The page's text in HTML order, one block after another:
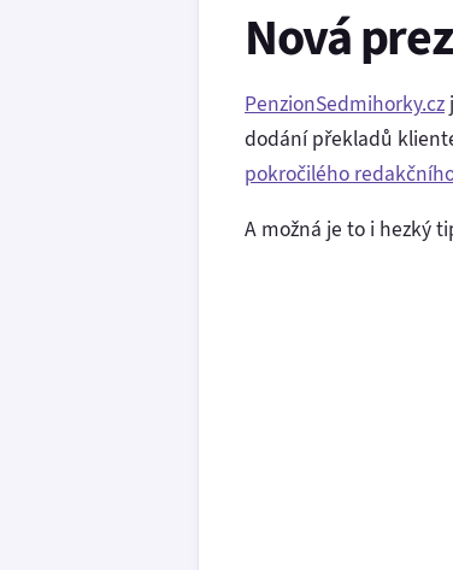
Nová
PenzionSedmihorky.cz
dodání překladů
pokročilého
A možná je to i hezký